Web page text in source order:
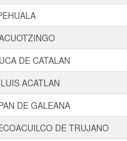
DE CATALAN
ACATLAN
DE GALEANA
DE TRUJANO